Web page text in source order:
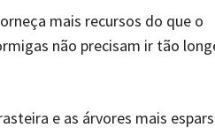
mais recursos do que o
não precisam ir tão
e as árvores mais